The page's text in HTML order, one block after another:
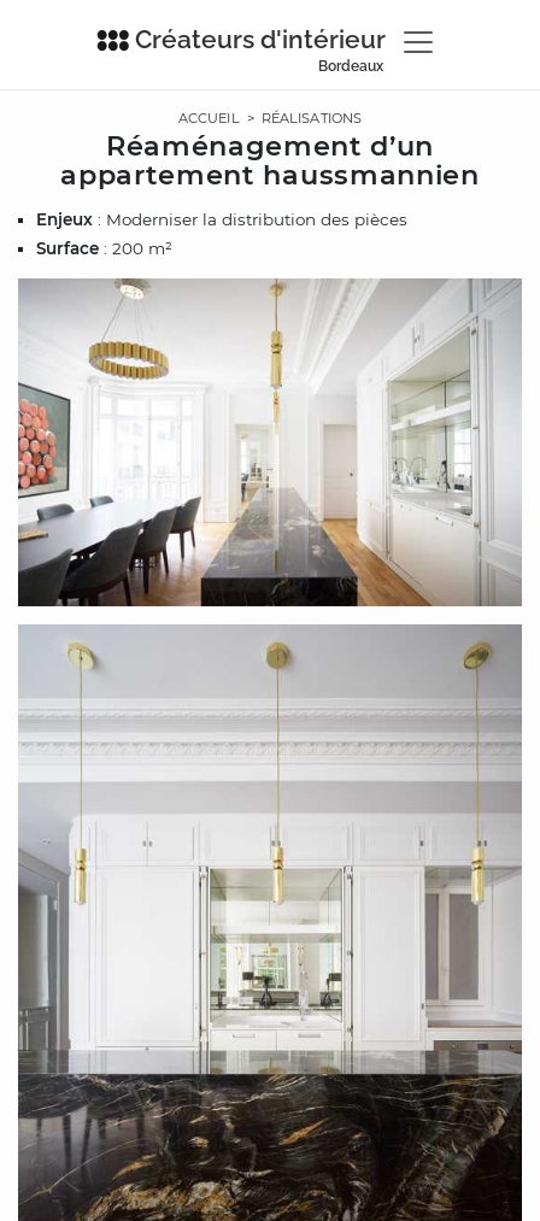
Créateurs d'intérieur
Bordeaux
ACCUEIL> RÉALISATIONS
Réaménagement d’un
appartement haussmannien
Enjeux : Moderniser la distribution des pièces
Surface : 200 m²